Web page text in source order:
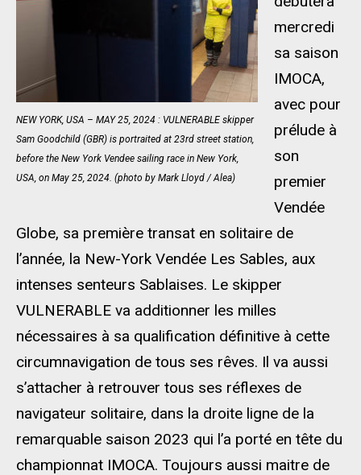
NEW YORK, USA – MAY 25, 2024 : VULNERABLE skipper
Sam Goodchild (GBR) is portraited at 23rd street station,
before the New York Vendee sailing race in New York,
USA, on May 25, 2024. (photo by Mark Lloyd / Alea)
mercredi
sa saison
IMOCA,
avec pour
prélude à
son
premier
Vendée
Globe, sa première transat en solitaire de
l’année, la New-York Vendée Les Sables, aux
intenses senteurs Sablaises. Le skipper
VULNERABLE va additionner les milles
nécessaires à sa qualification définitive à cette
circumnavigation de tous ses rêves. Il va aussi
s’attacher à retrouver tous ses réflexes de
navigateur solitaire, dans la droite ligne de la
remarquable saison 2023 qui l’a porté en tête du
championnat IMOCA. Toujours aussi maitre de